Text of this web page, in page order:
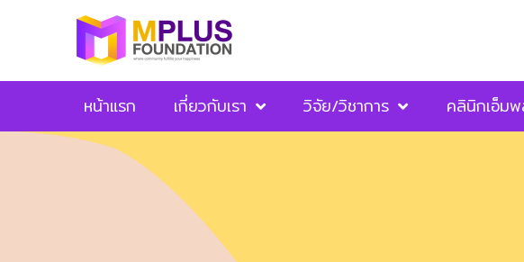
หน้าแรก เกี่ยวกับเรา วิจัย/วิชาการ คลินิกเอ็ม